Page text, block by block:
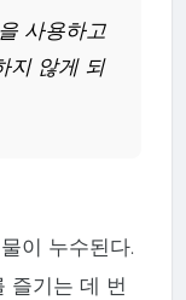
사용하고
지 않게 되
이 누수된다.
즐기는 데 번